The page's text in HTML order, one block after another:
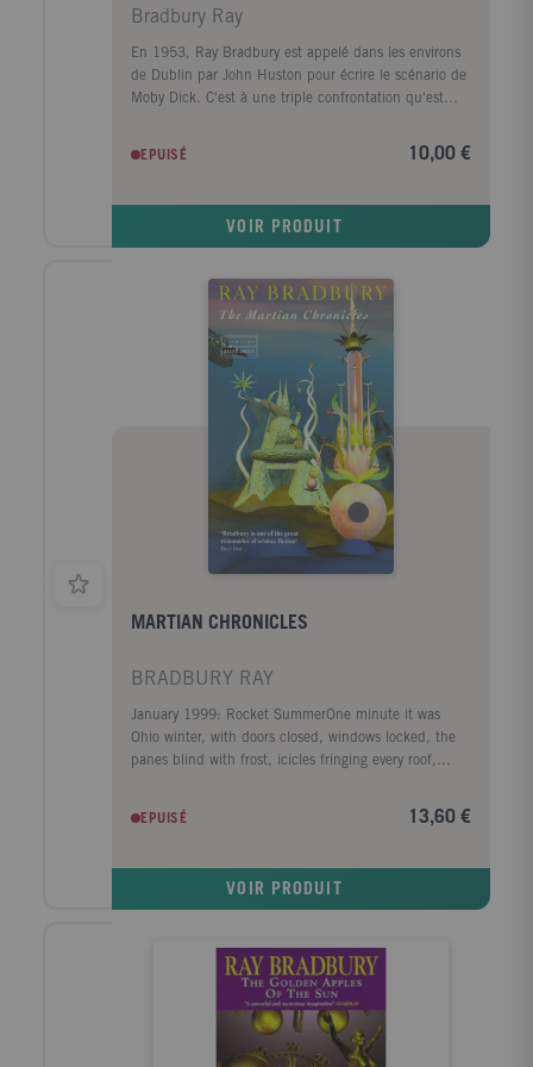
Bradbury Ray
En 1953, Ray Bradbury est appelé dans les environs
de Dublin par John Huston pour écrire le scénario de
Moby Dick. C'est à une triple confrontation qu'est
relativement obscur des Chroniques martiennes, de
Fahrenheit 451 et d'un certain nombre de nouvelles.
à l'humeur fantasque, aux plaisanteries truculentes
qu'est l'animal mythique imaginé par Melville ;
confrontation, enfin, avec un pays où le merveilleux
et le loufoque sont toujours prêts à surgir de la
grisaille du quotidien. Troisième volet d'une
autobiographie romancée inaugurée avec La solitude
est un cercueil de verre et poursuivie avec Le fantôme
d'Hollywood, La baleine de Dublin délaisse le cadre
du roman policier pour une forme plus poétique, une
mosaïque de personnages hauts en couleur,
d'anecdotes épico-burlesques, de considérations sur
l'âme irlandaise qui sont autant d'étapes d'une sorte
de rite de passage : celui d'un jeune écrivain qui, au
contact d'un grand cinéaste, d'un grand romancier et
d'un pays un peu fous, entrera en pleine possession
EPUISÉ 10,00 €
VOIR PRODUIT
MARTIAN CHRONICLES
BRADBURY RAY
January 1999: Rocket SummerOne minute it was
Ohio winter, with doors closed, windows locked, the
panes blind with frost, icicles fringing every roof,
streets.And then a long wave of warmth crossed the
pulsed among the cottages and bushes and children.
off their wool clothes. The housewives shed their bear
disguises. The snow dissolved and showed last
summer's ancient green lawns.Rocket summer. The
words passed among the people in the open, airing
houses. Rocket summer. The warm desert air
EPUISÉ 13,60 €
VOIR PRODUIT